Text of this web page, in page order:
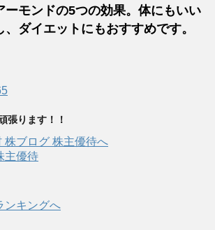
ーモンドの5つの効果。体にもいい
、ダイエットにもおすすめです。
張ります！！
主優待
ンキングへ